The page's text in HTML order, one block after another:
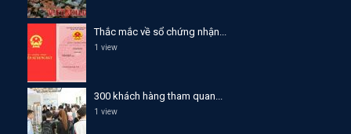
Thắc mắc về sổ chứng nhận...
1 view
300 khách hàng tham quan...
1 view